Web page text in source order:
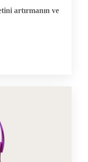
artırmanın ve